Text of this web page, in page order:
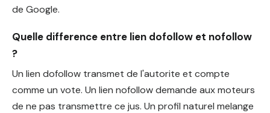
de Google.
Quelle difference entre lien dofollow et nofollow
?
Un lien dofollow transmet de l'autorite et compte
comme un vote. Un lien nofollow demande aux moteurs
de ne pas transmettre ce jus. Un profil naturel melange